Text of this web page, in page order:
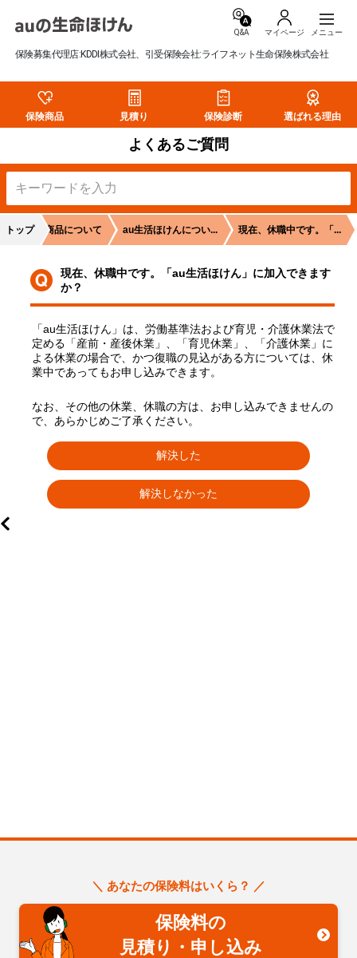
Q&A マイページ
保険募集代理店:KDDI株式会社、引受保険会社:ライフネット生命保険株式会社
保険商品 見積り 保険診断 選ばれる理由
よくあるご質問
トップ
生命保険商品について au生活ほけんについ... 現在、休職中です。「...
現在、休職中です。「au生活ほけん」に加入できます
か？
「au生活ほけん」は、労働基準法および育児・介護休業法で
定める「産前・産後休業」、「育児休業」、「介護休業」に
よる休業の場合で、かつ復職の見込がある方については、休
業中であってもお申し込みできます。
なお、その他の休業、休職の方は、お申し込みできませんの
で、あらかじめご了承ください。
解決した
解決しなかった
＼ あなたの保険料はいくら？ ／
保険料の
見積り・申し込み